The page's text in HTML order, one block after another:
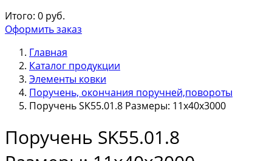
Итого: 0 руб.
Оформить заказ
Главная
Каталог продукции
Элементы ковки
Поручень, окончания поручней,повороты
Поручень SK55.01.8 Размеры: 11x40x3000
Поручень SK55.01.8